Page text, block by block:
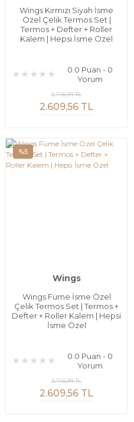
Wings Kırmızı Siyah İsme
Özel Çelik Termos Set |
Termos + Defter + Roller
Kalem | Hepsi İsme Özel
0.0 Puan - 0
Yorum
2.609,56 TL
2.746,91 TL
%5
Wings
Wings Füme İsme Özel
Çelik Termos Set | Termos +
Defter + Roller Kalem | Hepsi
İsme Özel
0.0 Puan - 0
Yorum
2.609,56 TL
2.746,91 TL